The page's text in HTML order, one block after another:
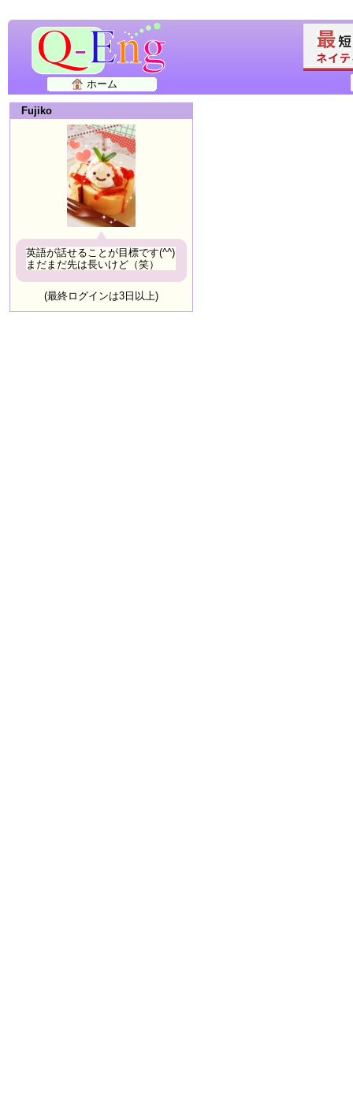
ホーム
Fujiko
英語が話せることが目標です(^^)
まだまだ先は長いけど（笑）
(最終ログインは3日以上)